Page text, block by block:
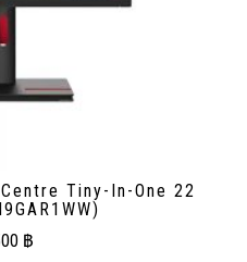
Tiny-In-One 22
฿